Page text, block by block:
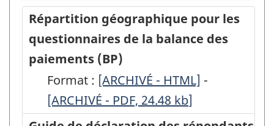
au
canada
par
des
sociétés
étrangères,
au
étrangères,
Répartition géographique pour les
questionnaires de la balance des
paiements (BP)
Format : -
ARCHIVÉ
-
[ARCHIVÉ - HTML] -
-
[ARCHIVÉ - PDF, 24.48 kb]